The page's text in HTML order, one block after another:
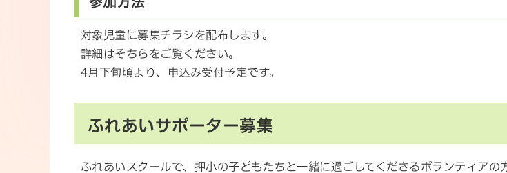
対象児童に募集チラシを配布します。
詳細はそちらをご覧ください。
4月下旬頃より、申込み受付予定です。
ふれあいサポーター募集
ふれあいスクールで、押小の子どもたちと一緒に過ごしてくださるボランティアの